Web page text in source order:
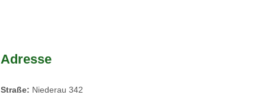
Adresse
Straße: Niederau 342